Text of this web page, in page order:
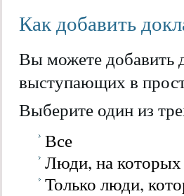
Как добавить
Вы можете добавить
выступающих в
Выберите один из
Все
Люди, на
Только люди,